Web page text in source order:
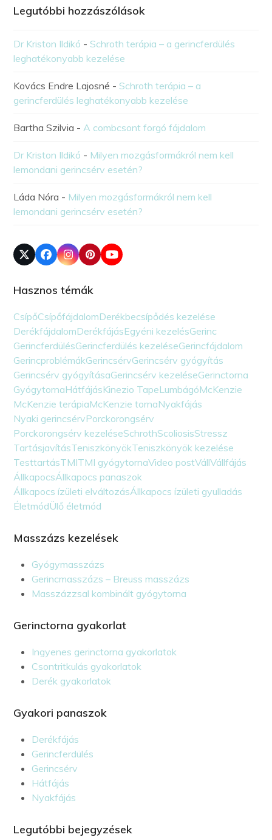
Legutóbbi hozzászólások
Dr Kriston Ildikó - Schroth terápia – a gerincferdülés
leghatékonyabb kezelése
Kovács Endre Lajosné - Schroth terápia – a
gerincferdülés leghatékonyabb kezelése
Bartha Szilvia -A combcsont forgó fájdalom
Dr Kriston Ildikó - Milyen mozgásformákról nem kell
lemondani gerincsérv esetén?
Láda Nóra - Milyen mozgásformákról nem kell
lemondani gerincsérv esetén?
Hasznos témák
CsípőCsípőfájdalomDerékbecsípődés kezelése
DerékfájdalomDerékfájásEgyéni kezelésGerinc
GerincferdülésGerincferdülés kezeléseGerincfájdalom
GerincproblémákGerincsérvGerincsérv gyógyítás
Gerincsérv gyógyításaGerincsérv kezeléseGerinctorna
GyógytornaHátfájásKinezio TapeLumbágóMcKenzie
McKenzie terápiaMcKenzie tornaNyakfájás
Nyaki gerincsérvPorckorongsérv
Porckorongsérv kezeléseSchrothScoliosisStressz
TartásjavításTeniszkönyökTeniszkönyök kezelése
TesttartásTMITMI gyógytornaVideo postVállVállfájás
ÁllkapocsÁllkapocs panaszok
Állkapocs ízületi elváltozásÁllkapocs ízületi gyulladás
ÉletmódÜlő életmód
Masszázs kezelések
Gyógymasszázs
Gerincmasszázs – Breuss masszázs
Masszázzsal kombinált gyógytorna
Gerinctorna gyakorlat
Ingyenes gerinctorna gyakorlatok
Csontritkulás gyakorlatok
Derék gyakorlatok
Gyakori panaszok
Derékfájás
Gerincferdülés
Gerincsérv
Hátfájás
Nyakfájás
Legutóbbi bejegyzések